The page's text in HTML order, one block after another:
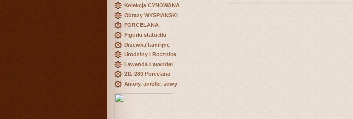
Kolekcja CYNOWANA
Obrazy WYSPIANSKI
PORCELANA
Figurki statuetki
Drzewka familijne
Urodziny i Rocznice
Lawenda Lavender
211-280 Porcelana
Anioły, aniołki, sowy